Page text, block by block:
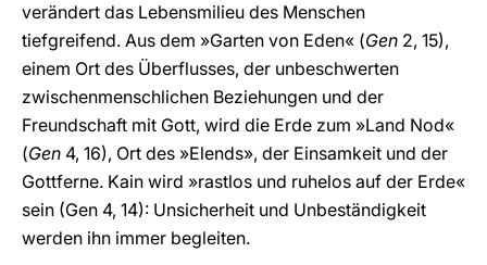
verändert das Lebensmilieu des Menschen
tiefgreifend. Aus dem »Garten von Eden« (Gen 2, 15),
einem Ort des Überflusses, der unbeschwerten
zwischenmenschlichen Beziehungen und der
Freundschaft mit Gott, wird die Erde zum »Land Nod«
(Gen 4, 16), Ort des »Elends», der Einsamkeit und der
Gottferne. Kain wird »rastlos und ruhelos auf der Erde«
sein (Gen 4, 14): Unsicherheit und Unbeständigkeit
werden ihn immer begleiten.